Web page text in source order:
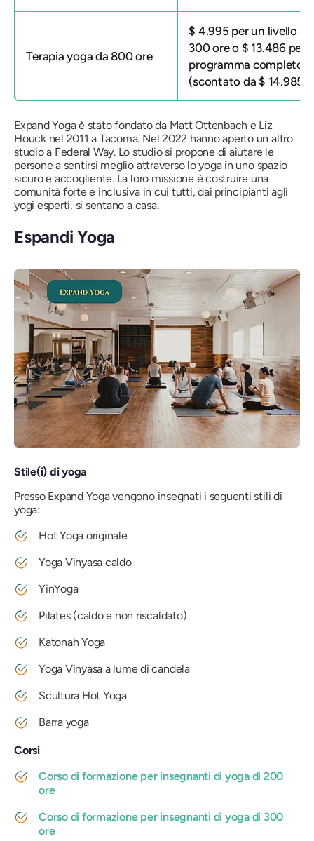
Terapia yoga da 800 ore
$ 4.995 per un livello da
300 ore o $ 13.486 per il
programma completo
(scontato da $ 14.985)
Expand Yoga è stato fondato da Matt Ottenbach e Liz
Houck nel 2011 a Tacoma. Nel 2022 hanno aperto un altro
studio a Federal Way. Lo studio si propone di aiutare le
persone a sentirsi meglio attraverso lo yoga in uno spazio
sicuro e accogliente. La loro missione è costruire una
comunità forte e inclusiva in cui tutti, dai principianti agli
yogi esperti, si sentano a casa.
Espandi Yoga
Stile(i) di yoga
Presso Expand Yoga vengono insegnati i seguenti stili di
yoga:
Hot Yoga originale
Yoga Vinyasa caldo
YinYoga
Pilates (caldo e non riscaldato)
Katonah Yoga
Yoga Vinyasa a lume di candela
Scultura Hot Yoga
Barra yoga
Corsi
Corso di formazione per insegnanti di yoga di 200
ore
Corso di formazione per insegnanti di yoga di 300
ore